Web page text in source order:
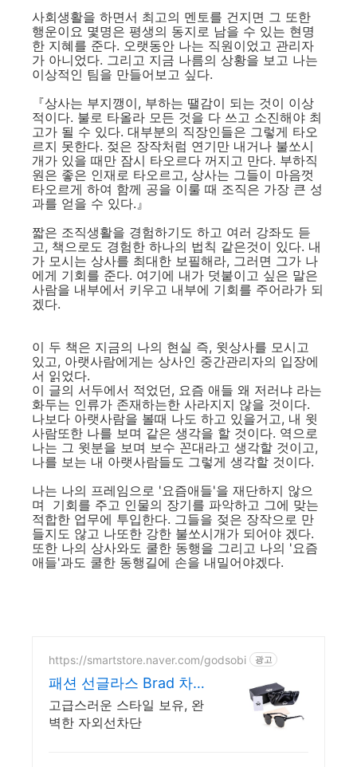
사회생활을 하면서 최고의 멘토를 건지면 그 또한
행운이요 몇명은 평생의 동지로 남을 수 있는 현명
한 지혜를 준다. 오랫동안 나는 직원이었고 관리자
가 아니었다. 그리고 지금 나름의 상황을 보고 나는
이상적인 팀을 만들어보고 싶다.
『상사는 부지깽이, 부하는 땔감이 되는 것이 이상
적이다. 불로 타올라 모든 것을 다 쓰고 소진해야 최
고가 될 수 있다. 대부분의 직장인들은 그렇게 타오
르지 못한다. 젖은 장작처럼 연기만 내거나 불쏘시
개가 있을 때만 잠시 타오르다 꺼지고 만다. 부하직
원은 좋은 인재로 타오르고, 상사는 그들이 마음껏
타오르게 하여 함께 공을 이룰 때 조직은 가장 큰 성
과를 얻을 수 있다.』
짧은 조직생활을 경험하기도 하고 여러 강좌도 듣
고, 책으로도 경험한 하나의 법칙 같은것이 있다. 내
가 모시는 상사를 최대한 보필해라, 그러면 그가 나
에게 기회를 준다. 여기에 내가 덧붙이고 싶은 말은
사람을 내부에서 키우고 내부에 기회를 주어라가 되
겠다.
이 두 책은 지금의 나의 현실 즉, 윗상사를 모시고
있고, 아랫사람에게는 상사인 중간관리자의 입장에
서 읽었다.
이 글의 서두에서 적었던, 요즘 애들 왜 저러냐 라는
화두는 인류가 존재하는한 사라지지 않을 것이다.
나보다 아랫사람을 볼때 나도 하고 있을거고, 내 윗
사람또한 나를 보며 같은 생각을 할 것이다. 역으로
나는 그 윗분을 보며 보수 꼰대라고 생각할 것이고,
나를 보는 내 아랫사람들도 그렇게 생각할 것이다.
나는 나의 프레임으로 '요즘애들'을 재단하지 않으
며 기회를 주고 인물의 장기를 파악하고 그에 맞는
적합한 업무에 투입한다. 그들을 젖은 장작으로 만
들지도 않고 나또한 강한 불쏘시개가 되어야 겠다.
또한 나의 상사와도 쿨한 동행을 그리고 나의 '요즘
애들'과도 쿨한 동행길에 손을 내밀어야겠다.
https://smartstore.naver.com/godsobi 광고
패션 선글라스 Brad 차별
화된 스타일 완벽한 보호
고급스러운 스타일 보유, 완
벽한 자외선차단